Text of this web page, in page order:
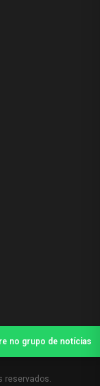
reservados.
no grupo de notícias